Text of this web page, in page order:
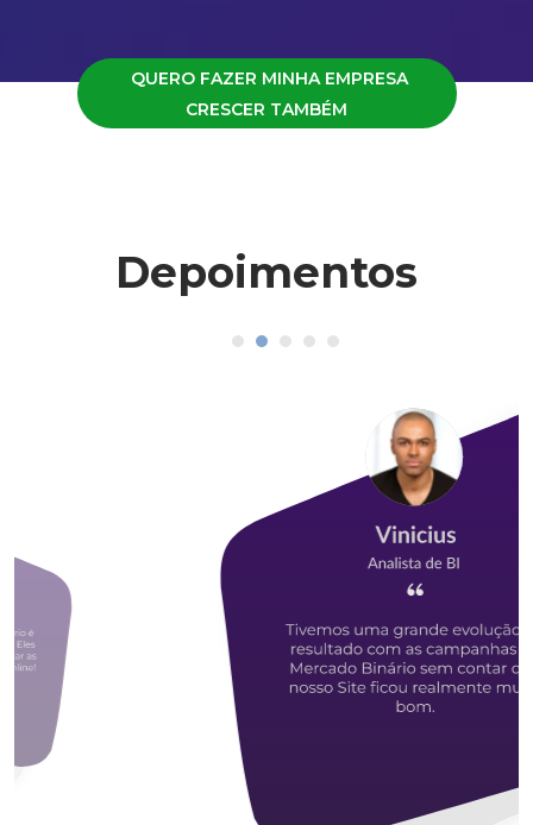
QUERO FAZER MINHA EMPRESA
CRESCER TAMBÉM
Depoimentos